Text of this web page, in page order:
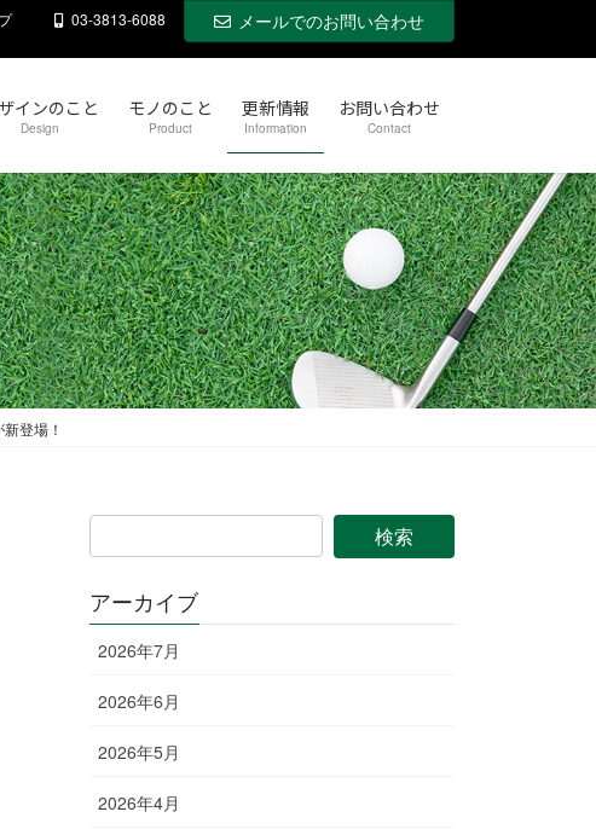
03-3813-6088 メールでのお問い合わせ
インのこと
Design
モノのこと
Product
更新情報
Information
お問い合わせ
Contact
登場！
アーカイブ
2026年7月
2026年6月
2026年5月
2026年4月